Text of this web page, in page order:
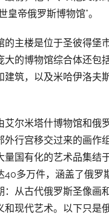
皇帝俄罗斯博物馆”。
的主楼是位于圣彼得堡
大的博物馆综合体还包
建筑，以及米哈伊洛夫
艾尔米塔什博物馆和俄
外行宫移交过来的画作
量国有化的艺术品集结
40多万件，涵盖了俄罗
：从古代俄罗斯圣像画
和现代艺术。以下只是